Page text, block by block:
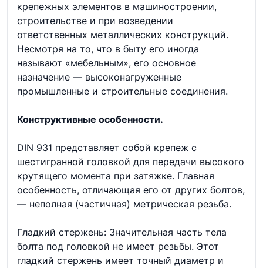
крепежных элементов в машиностроении,
строительстве и при возведении
ответственных металлических конструкций.
Несмотря на то, что в быту его иногда
называют «мебельным», его основное
назначение — высоконагруженные
промышленные и строительные соединения.
Конструктивные особенности.
DIN 931 представляет собой крепеж с
шестигранной головкой для передачи высокого
крутящего момента при затяжке. Главная
особенность, отличающая его от других болтов,
— неполная (частичная) метрическая резьба.
Гладкий стержень: Значительная часть тела
болта под головкой не имеет резьбы. Этот
гладкий стержень имеет точный диаметр и